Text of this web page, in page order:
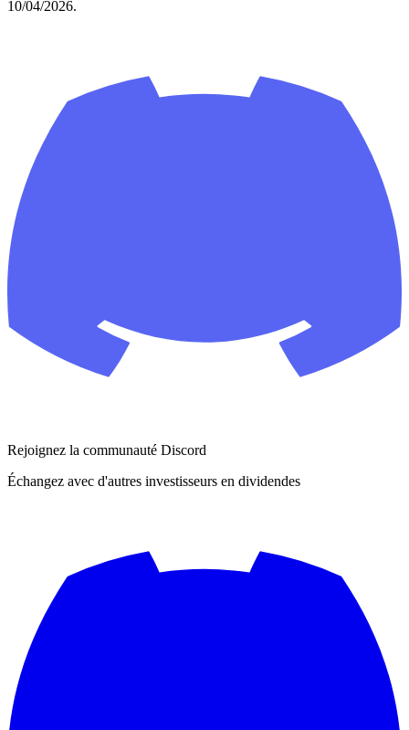
10/04/2026.
Rejoignez la communauté Discord
Échangez avec d'autres investisseurs en dividendes